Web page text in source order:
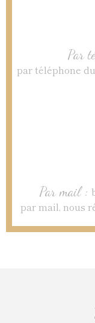
Par
par téléphone
Par mail :
par mail, nous